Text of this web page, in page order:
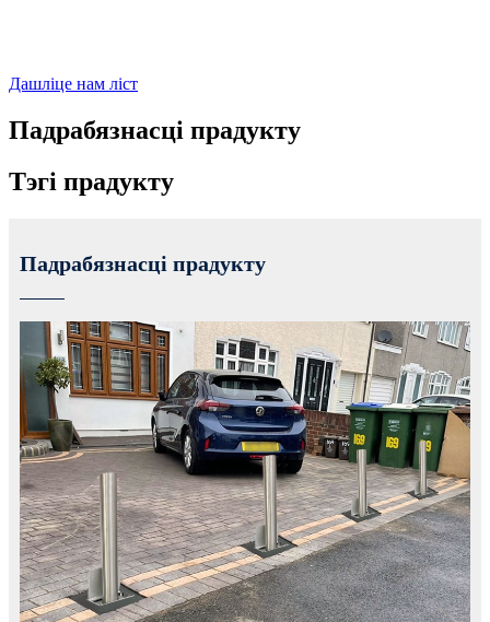
Дашліце нам ліст
Падрабязнасці прадукту
Тэгі прадукту
Падрабязнасці прадукту